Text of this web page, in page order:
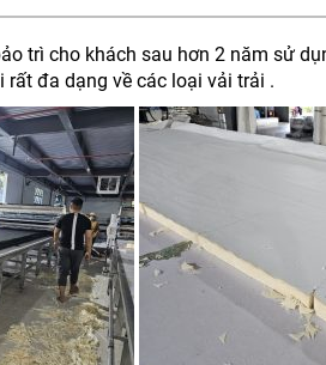
trì cho khách sau hơn 2 năm sử
đa dạng về các loại vải trải .